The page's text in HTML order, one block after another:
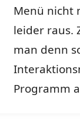
Menü nicht
leider raus.
man denn
Programm